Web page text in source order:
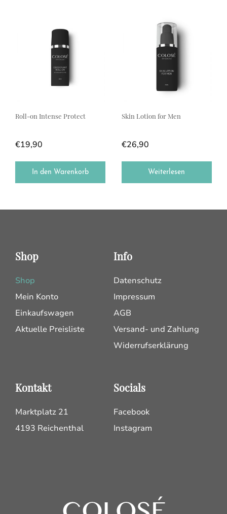
Roll-on Intense Protect
€19,90
In den Warenkorb
Skin Lotion for Men
€26,90
Weiterlesen
Shop
Shop
Mein Konto
Einkaufswagen
Aktuelle Preisliste
Info
Datenschutz
Impressum
AGB
Versand- und Zahlung
Widerrufserklärung
Kontakt
Marktplatz 21
4193 Reichenthal
Socials
Facebook
Instagram